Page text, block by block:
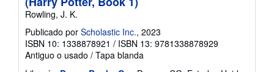
Rowling, J. K.
Publicado por Scholastic Inc., 2023
ISBN 10: 1338878921 / ISBN 13: 9781338878929
Antiguo o usado / Tapa blanda